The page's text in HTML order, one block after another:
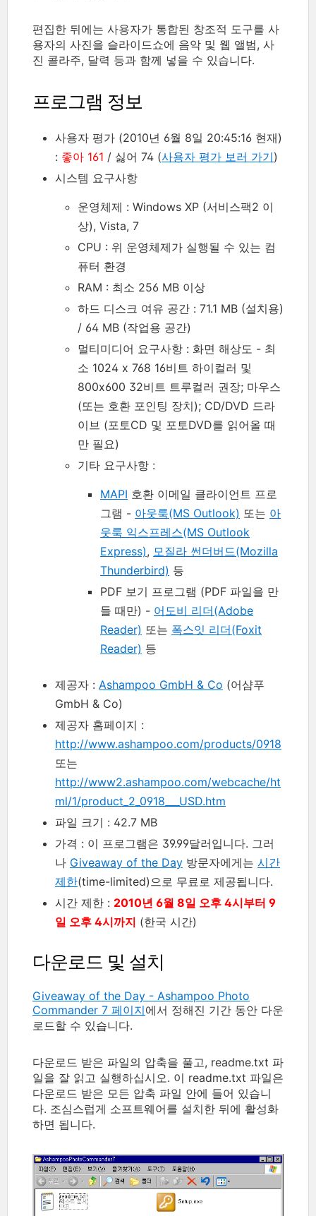
편집한 뒤에는 사용자가 통합된 창조적 도구를 사
용자의 사진을 슬라이드쇼에 음악 및 웹 앨범, 사
진 콜라주, 달력 등과 함께 넣을 수 있습니다.
프로그램 정보
사용자 평가 (2010년 6월 8일 20:45:16 현재)
: 좋아 161 / 싫어 74 (사용자 평가 보러 가기)
시스템 요구사항
운영체제 : Windows XP (서비스팩2 이
상), Vista, 7
CPU : 위 운영체제가 실행될 수 있는 컴
퓨터 환경
RAM : 최소 256 MB 이상
하드 디스크 여유 공간 : 71.1 MB (설치용)
/ 64 MB (작업용 공간)
멀티미디어 요구사항 : 화면 해상도 - 최
소 1024 x 768 16비트 하이컬러 및
800x600 32비트 트루컬러 권장; 마우스
(또는 호환 포인팅 장치); CD/DVD 드라
이브 (포토CD 및 포토DVD를 읽어올 때
만 필요)
기타 요구사항 :
MAPI 호환 이메일 클라이언트 프로
그램 - 아웃룩(MS Outlook) 또는 아
웃룩 익스프레스(MS Outlook
Express), 모질라 썬더버드(Mozilla
Thunderbird) 등
PDF 보기 프로그램 (PDF 파일을 만
들 때만) - 어도비 리더(Adobe
Reader) 또는 폭스잇 리더(Foxit
Reader) 등
제공자 : Ashampoo GmbH & Co (어샴푸
GmbH & Co)
제공자 홈페이지 :
http://www.ashampoo.com/products/0918
또는
http://www2.ashampoo.com/webcache/ht
ml/1/product_2_0918___USD.htm
파일 크기 : 42.7 MB
가격 : 이 프로그램은 39.99달러입니다. 그러
나 Giveaway of the Day 방문자에게는 시간
제한(time-limited)으로 무료로 제공됩니다.
시간 제한 : 2010년 6월 8일 오후 4시부터 9
일 오후 4시까지 (한국 시간)
다운로드 및 설치
Giveaway of the Day - Ashampoo Photo
Commander 7 페이지에서 정해진 기간 동안 다운
로드할 수 있습니다.
다운로드 받은 파일의 압축을 풀고, readme.txt 파
일을 잘 읽고 실행하십시오. 이 readme.txt 파일은
다운로드 받은 모든 압축 파일 안에 들어 있습니
다. 조심스럽게 소프트웨어를 설치한 뒤에 활성화
하면 됩니다.